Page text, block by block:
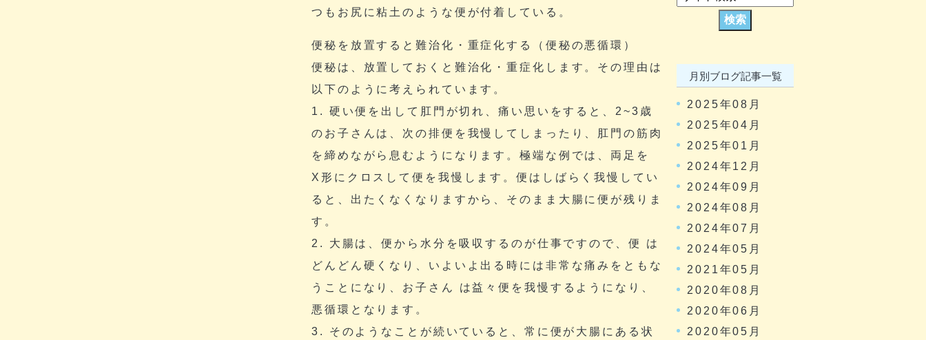
つもお尻に粘土のような便が付着している。
便秘を放置すると難治化・重症化する（便秘の悪循環）
便秘は、放置しておくと難治化・重症化します。その理由は
以下のように考えられています。
1. 硬い便を出して肛門が切れ、痛い思いをすると、2~3歳
のお子さんは、次の排便を我慢してしまったり、肛門の筋肉
を締めながら息むようになります。極端な例では、両足を
X形にクロスして便を我慢します。便はしばらく我慢してい
ると、出たくなくなりますから、そのまま大腸に便が残りま
す。
2. 大腸は、便から水分を吸収するのが仕事ですので、便 は
どんどん硬くなり、いよいよ出る時には非常な痛みをともな
うことになり、お子さん は益々便を我慢するようになり、
悪循環となります。
3. そのようなことが続いていると、常に便が大腸にある状
月別ブログ記事一覧
2025年08月
2025年04月
2025年01月
2024年12月
2024年09月
2024年08月
2024年07月
2024年05月
2021年05月
2020年08月
2020年06月
2020年05月